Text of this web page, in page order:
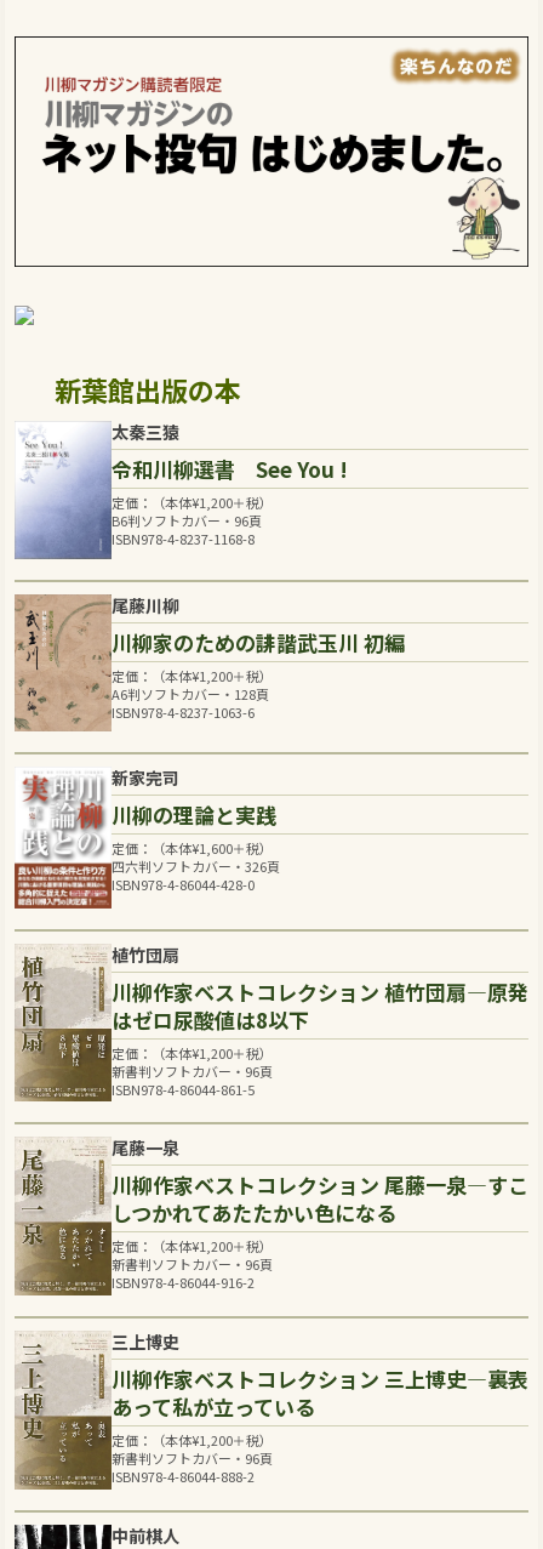
新葉館出版の本
太秦三猿
令和川柳選書 See You !
定価：（本体¥1,200＋税）
B6判ソフトカバー・96頁
ISBN978-4-8237-1168-8
尾藤川柳
川柳家のための誹諧武玉川 初編
定価：（本体¥1,200＋税）
A6判ソフトカバー・128頁
ISBN978-4-8237-1063-6
新家完司
川柳の理論と実践
定価：（本体¥1,600＋税）
四六判ソフトカバー・326頁
ISBN978-4-86044-428-0
植竹団扇
川柳作家ベストコレクション 植竹団扇―原発
はゼロ尿酸値は8以下
定価：（本体¥1,200＋税）
新書判ソフトカバー・96頁
ISBN978-4-86044-861-5
尾藤一泉
川柳作家ベストコレクション 尾藤一泉―すこ
しつかれてあたたかい色になる
定価：（本体¥1,200＋税）
新書判ソフトカバー・96頁
ISBN978-4-86044-916-2
三上博史
川柳作家ベストコレクション 三上博史―裏表
あって私が立っている
定価：（本体¥1,200＋税）
新書判ソフトカバー・96頁
ISBN978-4-86044-888-2
中前棋人